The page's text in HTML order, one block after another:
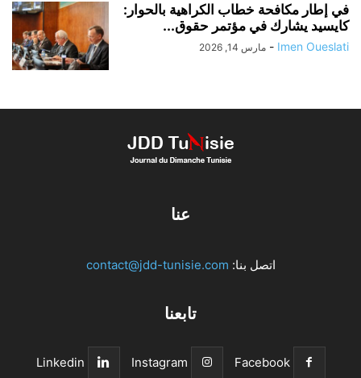
في إطار مكافحة خطاب الكراهية بالحوار:
كايسيد يشارك في مؤتمر حقوق...
Imen Oueslati
- مارس 14, 2026
عنا
اتصل بنا: contact@jdd-tunisie.com
تابعنا
Facebook
Instagram
Linkedin